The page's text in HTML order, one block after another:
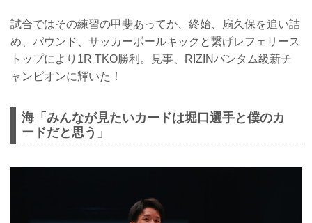
試合ではその練習の甲斐あってか、終始、扇久保を追い詰
め、パウンド、サッカーボールキックと繋げレフェリース
トップにより1R TKO勝利。見事、RIZINバンタム級新チ
ャンピオンに輝いた！
海「みんなが見たいカードは堀口選手と僕のカ
ードだと思う」